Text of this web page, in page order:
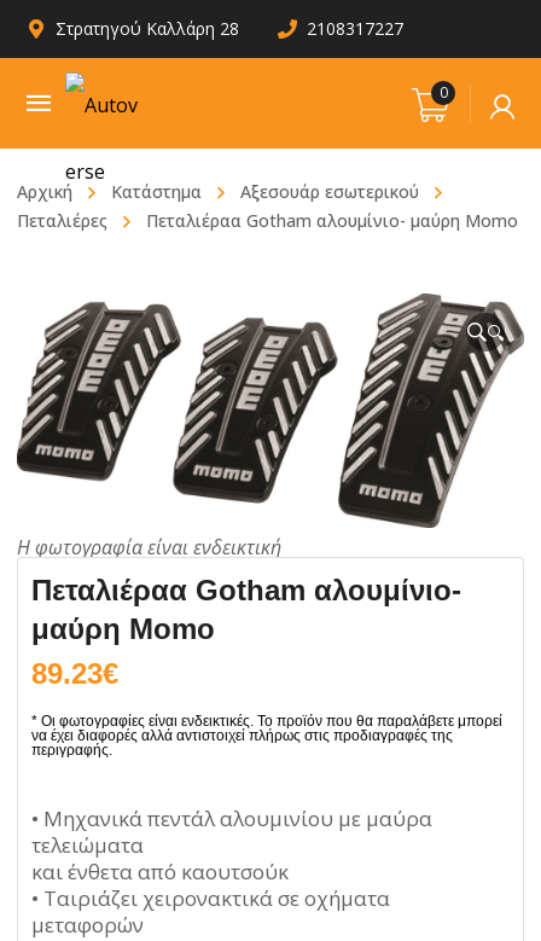
Στρατηγού Καλλάρη 28 2108317227
0
Αρχική Κατάστημα
Αξεσουάρ εσωτερικού
Πεταλιέρες
Πεταλιέραα Gotham αλουμίνιο- μαύρη Momo
🔍
Πεταλιέραα Gotham αλουμίνιο-
μαύρη Momo
89.23€
• Μηχανικά πεντάλ αλουμινίου με μαύρα
τελειώματα
και ένθετα από καουτσούκ
• Ταιριάζει χειρονακτικά σε οχήματα
μεταφορών